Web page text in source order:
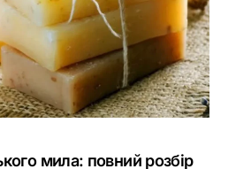
мила: повний розбір